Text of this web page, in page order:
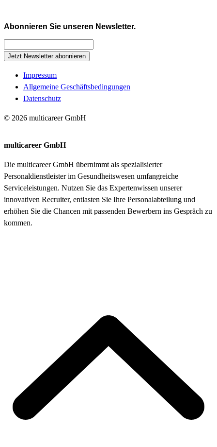
Abonnieren Sie unseren Newsletter.
Jetzt Newsletter abonnieren
Impressum
Allgemeine Geschäftsbedingungen
Datenschutz
© 2026 multicareer GmbH
multicareer GmbH
Die multicareer GmbH übernimmt als spezialisierter
Personaldienstleister im Gesundheitswesen umfangreiche
Serviceleistungen. Nutzen Sie das Expertenwissen unserer
innovativen Recruiter, entlasten Sie Ihre Personalabteilung und
erhöhen Sie die Chancen mit passenden Bewerbern ins Gespräch zu
kommen.